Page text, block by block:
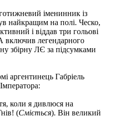
іменинник із
найкращим на полі. Ческо,
і віддав три гольові
включив легендарного
збірну ЛЄ за підсумками
аргентинець Габріель
коли я дивлюся на
(Сміється). Він великий